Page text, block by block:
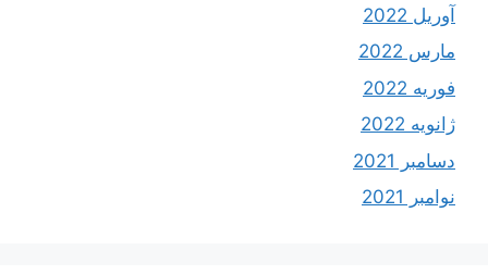
آوریل 2022
مارس 2022
فوریه 2022
ژانویه 2022
دسامبر 2021
نوامبر 2021